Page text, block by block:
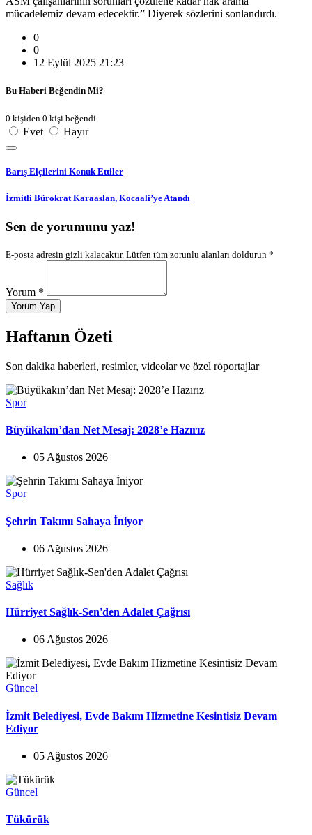
mücadelemiz devam edecektir.” Diyerek sözlerini sonlandırdı.
0
0
12 Eylül 2025 21:23
Bu Haberi Beğendin Mi?
0 kişiden 0 kişi beğendi
Evet Hayır
Barış Elçilerini Konuk Ettiler
İzmitli Bürokrat Karaaslan, Kocaali’ye Atandı
Sen de yorumunu yaz!
E-posta adresin gizli kalacaktır. Lütfen tüm zorunlu alanları doldurun *
Yorum *
Yorum Yap
Haftanın Özeti
Son dakika haberleri, resimler, videolar ve özel röportajlar
Spor
Büyükakın’dan Net Mesaj: 2028’e Hazırız
05 Ağustos 2026
Spor
Şehrin Takımı Sahaya İniyor
06 Ağustos 2026
Sağlık
Hürriyet Sağlık-Sen'den Adalet Çağrısı
06 Ağustos 2026
Güncel
İzmit Belediyesi, Evde Bakım Hizmetine Kesintisiz Devam
Ediyor
05 Ağustos 2026
Güncel
Tükürük